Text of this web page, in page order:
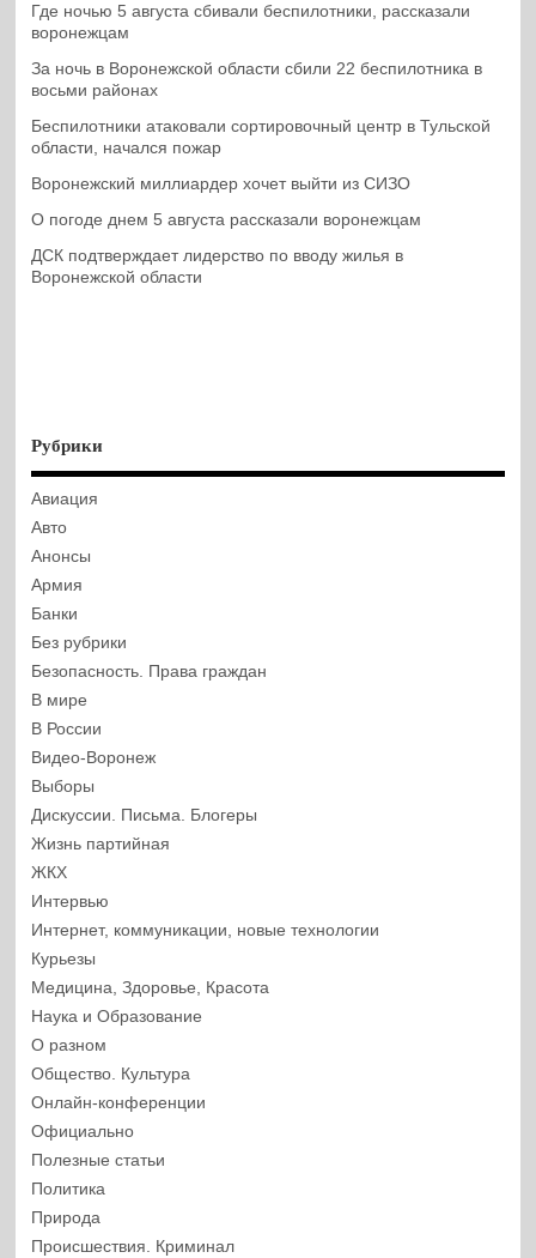
Где ночью 5 августа сбивали беспилотники, рассказали
воронежцам
За ночь в Воронежской области сбили 22 беспилотника в
восьми районах
Беспилотники атаковали сортировочный центр в Тульской
области, начался пожар
Воронежский миллиардер хочет выйти из СИЗО
О погоде днем 5 августа рассказали воронежцам
ДСК подтверждает лидерство по вводу жилья в
Воронежской области
Рубрики
Авиация
Авто
Анонсы
Армия
Банки
Без рубрики
Безопасность. Права граждан
В мире
В России
Видео-Воронеж
Выборы
Дискуссии. Письма. Блогеры
Жизнь партийная
ЖКХ
Интервью
Интернет, коммуникации, новые технологии
Курьезы
Медицина, Здоровье, Красота
Наука и Образование
О разном
Общество. Культура
Онлайн-конференции
Официально
Полезные статьи
Политика
Природа
Происшествия. Криминал